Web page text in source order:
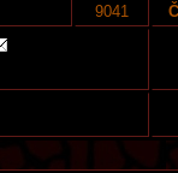
9041